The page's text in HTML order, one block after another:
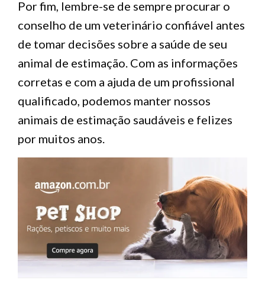
Por fim, lembre-se de sempre procurar o
conselho de um veterinário confiável antes
de tomar decisões sobre a saúde de seu
animal de estimação. Com as informações
corretas e com a ajuda de um profissional
qualificado, podemos manter nossos
animais de estimação saudáveis e felizes
por muitos anos.